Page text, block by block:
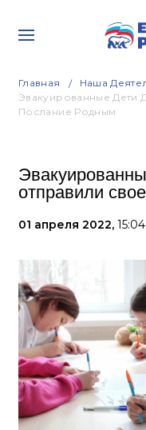
Главная Наша
Эвакуированные Дети
Послание Родным
отправили
01 апреля 2022, 15:04